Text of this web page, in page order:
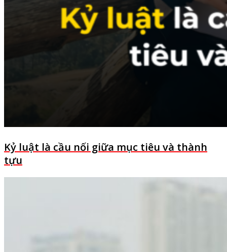
Kỷ luật là cầu nối giữa mục tiêu và thành
tựu